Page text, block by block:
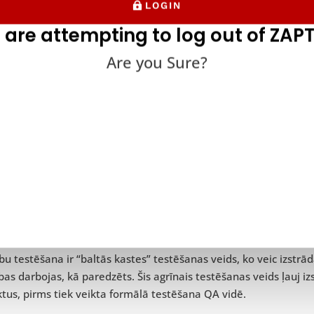
drošības nepilnības un citas ievainojamības, var
izmantojot “baltās kastes” testēšanu. Tāpat, ja koda
var palīdzēt programmatūras inženieriem noteikt, kur ir
2. Kad nav nepieciešams veikt
gadījumu, kad programmatūras inženieri un testētāji
testēšana ir “baltās kastes” testēšanas veids, ko veic
darbojas, kā paredzēts. Šis agrīnais testēšanas veids ļauj
pirms tiek veikta formālā testēšana QA vidē.
LOGIN
are attempting to log out of
Are you Sure?